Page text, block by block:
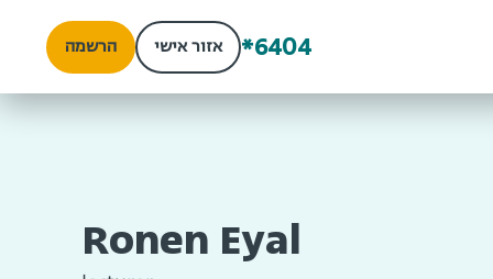
*6404 אזור אישי הרשמה
Ronen Eyal